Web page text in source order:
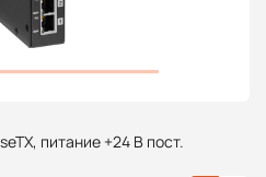
питание +24 В пост.